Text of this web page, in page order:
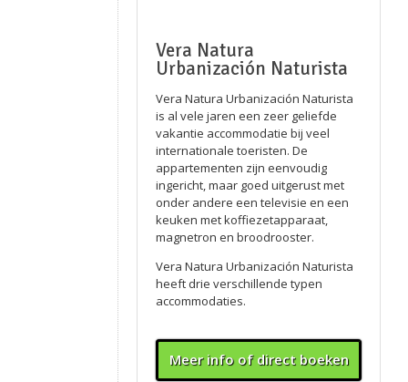
Vera Natura
Urbanización Naturista
Vera Natura Urbanización Naturista
is al vele jaren een zeer geliefde
vakantie accommodatie bij veel
internationale toeristen. De
appartementen zijn eenvoudig
ingericht, maar goed uitgerust met
onder andere een televisie en een
keuken met koffiezetapparaat,
magnetron en broodrooster.
Vera Natura Urbanización Naturista
heeft drie verschillende typen
accommodaties.
Meer info of direct boeken